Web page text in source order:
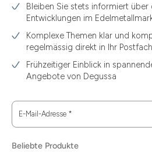
Bleiben Sie stets informiert über
Entwicklungen im
Komplexe Themen klar und
regelmässig direkt in Ihr Postfach
Frühzeitiger Einblick in
Angebote von Degussa
E-Mail-Adresse *
Beliebte Produkte